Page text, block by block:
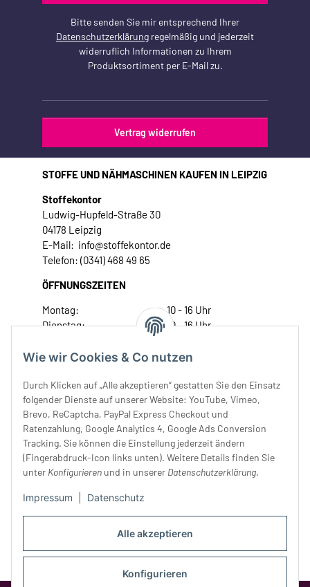
Alle akzeptieren
Konfigurieren
Wie wir Cookies & Co nutzen
Durch Klicken auf „Alle akzeptieren“ gestatten Sie den Einsatz
folgender Dienste auf unserer Website: YouTube, Vimeo,
Brevo, ReCaptcha, PayPal Express Checkout und
Ratenzahlung, Google Analytics 4, Google Ads Conversion
Tracking. Sie können die Einstellung jederzeit ändern
(Fingerabdruck-Icon links unten). Weitere Details finden Sie
unter Konfigurieren und in unserer Datenschutzerklärung.
Impressum Datenschutz
Bitte senden Sie mir entsprechend Ihrer
Datenschutzerklärung regelmäßig und jederzeit
widerruflich Informationen zu Ihrem
Produktsortiment per E-Mail zu.
Vertrag widerrufen
STOFFE UND NÄHMASCHINEN KAUFEN IN LEIPZIG
Stoffekontor
Ludwig-Hupfeld-Straße 30
04178 Leipzig
E-Mail: info@stoffekontor.de
Telefon: (0341) 468 49 65
ÖFFNUNGSZEITEN
Montag:
10 - 16 Uhr
Dienstag:
10 - 16 Uhr
Donnerstag:
10 - 18 Uhr
Samstag:
10 - 14 Uhr
Unser Service
Rechtliches